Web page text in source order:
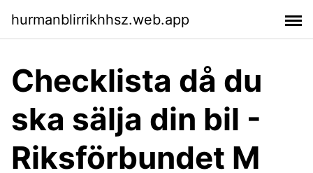
hurmanblirrikhhsz.web.app
Checklista då du
ska sälja din bil -
Riksförbundet M